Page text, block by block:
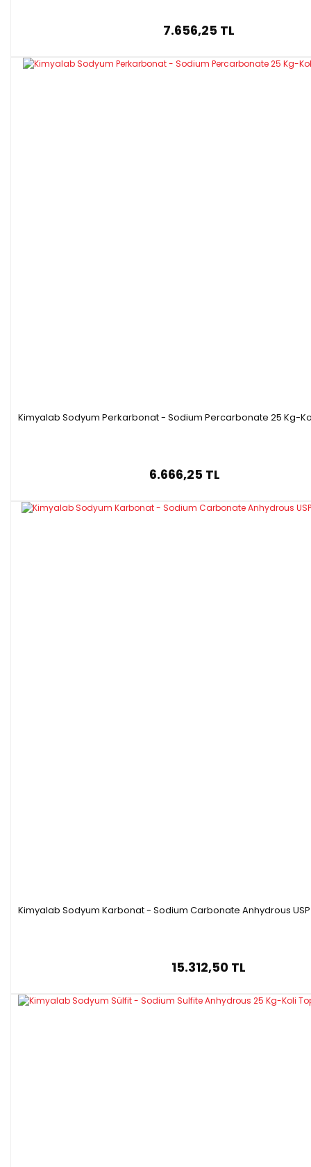
7.656,25 TL
Kimyalab Sodyum Perkarbonat - Sodium Percarbonate 25 Kg-
6.666,25 TL
Kimyalab Sodyum Karbonat - Sodium Carbonate Anhydrous
15.312,50 TL